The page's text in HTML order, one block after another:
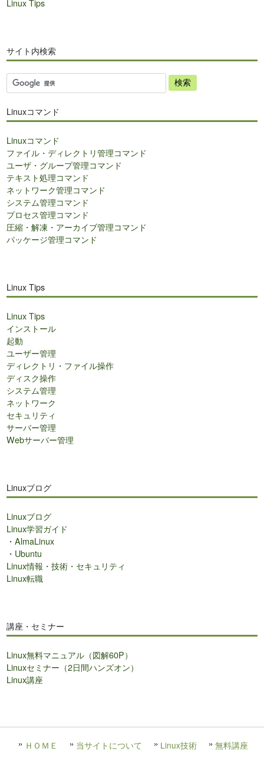
Linux Tips
サイト内検索
サ
イ
内
索
Linuxコマンド
Linuxコマンド
ファイル・ディレクトリ管理コマンド
ユーザ・グループ管理コマンド
テキスト処理コマンド
ネットワーク管理コマンド
システム管理コマンド
プロセス管理コマンド
圧縮・解凍・アーカイブ管理コマンド
パッケージ管理コマンド
Linux Tips
Linux Tips
インストール
起動
ユーザー管理
ディレクトリ・ファイル操作
ディスク操作
システム管理
ネットワーク
セキュリティ
サーバー管理
Webサーバー管理
Linuxブログ
Linuxブログ
Linux学習ガイド
・AlmaLinux
・ Ubuntu
Linux情報・技術・セキュリティ
Linux転職
講座・セミナー
Linux無料マニュアル（図解60P）
Linuxセミナー（2日間ハンズオン）
Linux講座
ＨＯＭＥ 当サイトについて Linux技術
無料講座